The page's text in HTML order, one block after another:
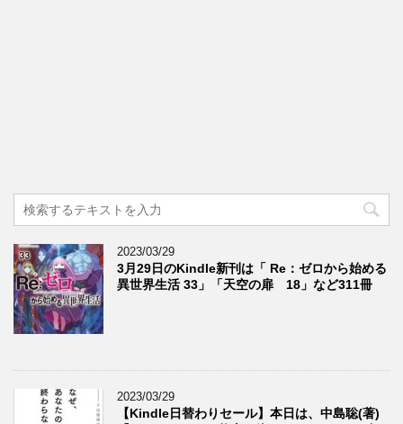
2023/03/29
3月29日のKindle新刊は「 Re：ゼロから始める
異世界生活 33」「天空の扉 18」など311冊
2023/03/29
【Kindle日替わりセール】本日は、中島聡(著)